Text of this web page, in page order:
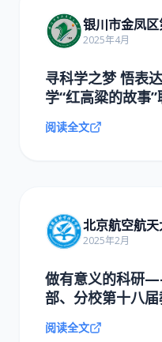
银川市金凤
2025年4月
寻科学之梦 悟表
学“红高粱的故事
阅读全文
北京航空航
2025年2月
做有意义的科研
部、分校第十八
阅读全文